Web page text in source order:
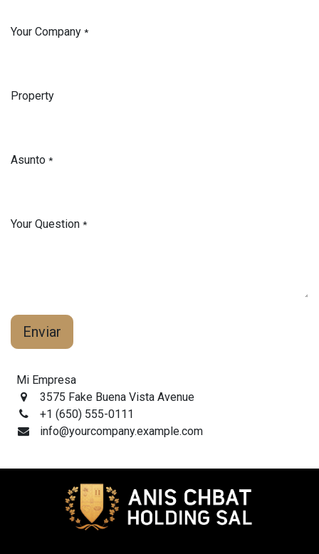
Your Company *
Property
Asunto *
Your Question *
Enviar
Mi Empresa
3575 Fake Buena Vista Avenue
+1 (650) 555-0111
info@yourcompany.example.com